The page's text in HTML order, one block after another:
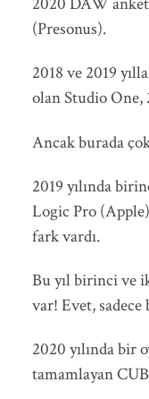
(Presonus).
2018 ve 2019
olan Studio
Ancak burada
2019 yılında
Logic Pro
fark vardı.
Bu yıl birinci ve
var! Evet, sadece
2020 yılında bir
tamamlayan